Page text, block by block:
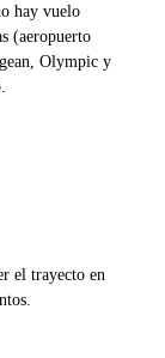
hay vuelo
(aeropuerto
Olympic y
el trayecto en